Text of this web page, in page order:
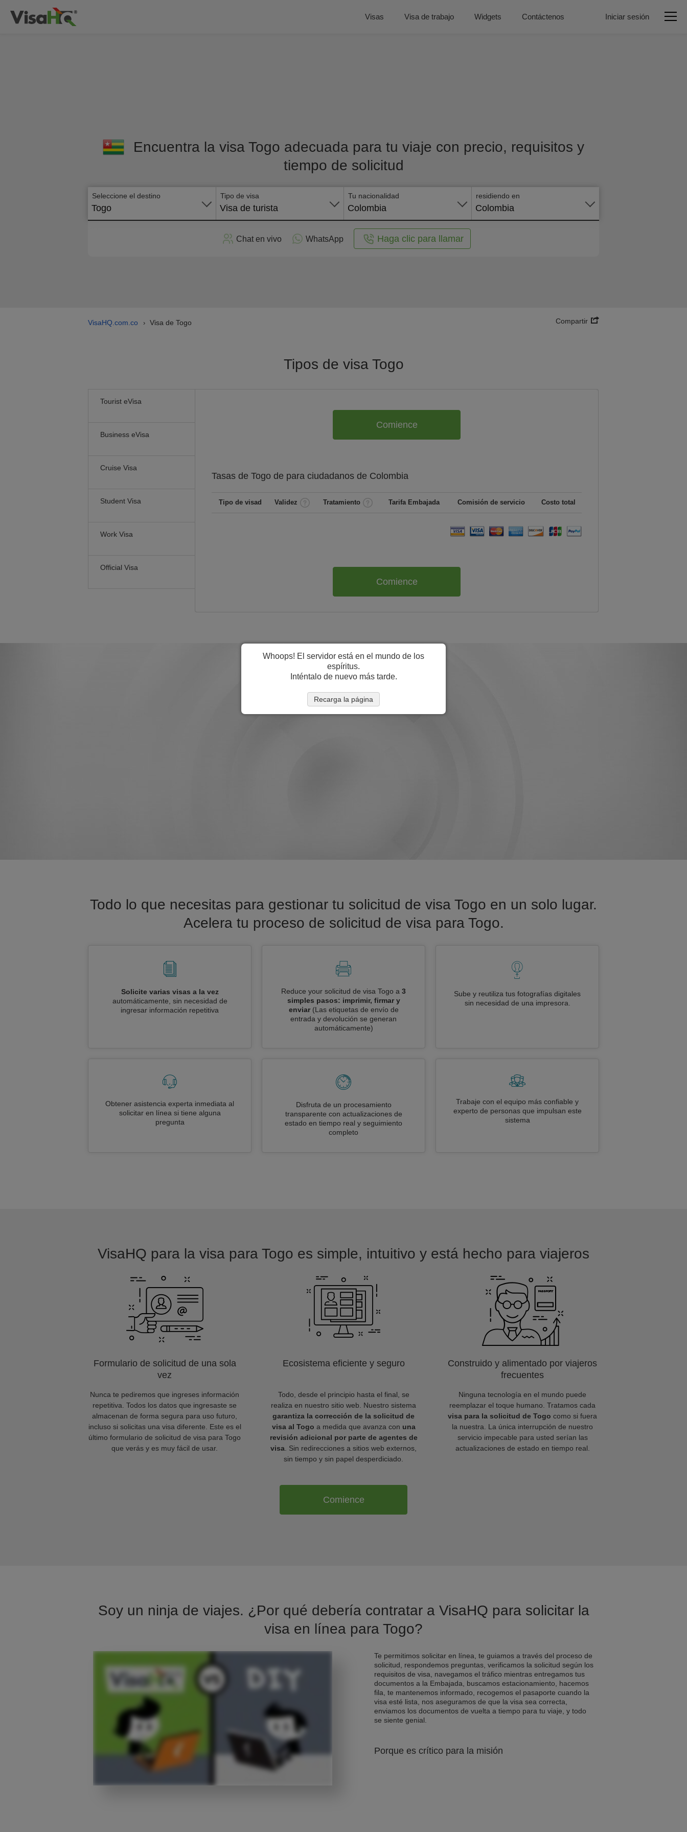
Visas Visa de trabajo Widgets Contáctenos Iniciar sesión
Encuentra la visa Togo adecuada para tu viaje con precio, requisitos y
tiempo de solicitud
Seleccione el destino
Togo
Tipo de visa
Visa de turista
Tu nacionalidad
Colombia
residiendo en
Colombia
Chat en vivo WhatsApp Haga clic para llamar
VisaHQ.com.co › Visa de Togo Compartir
Tipos de visa Togo
Tourist eVisa
Business eVisa
Cruise Visa
Student Visa
Work Visa
Official Visa
Comience
Tasas de Togo de para ciudadanos de Colombia
Tipo de visad Validez Tratamiento Tarifa Embajada Comisión de servicio Costo total
Comience
Todo lo que necesitas para gestionar tu solicitud de visa Togo en un solo lugar.
Acelera tu proceso de solicitud de visa para Togo.
Solicite varias visas a la vez
automáticamente, sin necesidad de
ingresar información repetitiva
Reduce your solicitud de visa Togo a 3
simples pasos: imprimir, firmar y
enviar (Las etiquetas de envío de
entrada y devolución se generan
automáticamente)
Sube y reutiliza tus fotografías digitales
sin necesidad de una impresora.
Obtener asistencia experta inmediata al
solicitar en línea si tiene alguna
pregunta
Disfruta de un procesamiento
transparente con actualizaciones de
estado en tiempo real y seguimiento
completo
Trabaje con el equipo más confiable y
experto de personas que impulsan este
sistema
VisaHQ para la visa para Togo es simple, intuitivo y está hecho para viajeros
Formulario de solicitud de una sola
vez
Nunca te pediremos que ingreses información
repetitiva. Todos los datos que ingresaste se
almacenan de forma segura para uso futuro,
incluso si solicitas una visa diferente. Este es el
último formulario de solicitud de visa para Togo
que verás y es muy fácil de usar.
Ecosistema eficiente y seguro
Todo, desde el principio hasta el final, se
realiza en nuestro sitio web. Nuestro sistema
garantiza la corrección de la solicitud de
visa al Togo a medida que avanza con una
revisión adicional por parte de agentes de
visa . Sin redirecciones a sitios web externos,
sin tiempo y sin papel desperdiciado.
Construido y alimentado por viajeros
frecuentes
Ninguna tecnología en el mundo puede
reemplazar el toque humano. Tratamos cada
visa para la solicitud de Togo como si fuera
la nuestra. La única interrupción de nuestro
servicio impecable para usted serían las
actualizaciones de estado en tiempo real.
Comience
Soy un ninja de viajes. ¿Por qué debería contratar a VisaHQ para solicitar la
visa en línea para Togo?
Te permitimos solicitar en línea, te guiamos a través del proceso de
solicitud, respondemos preguntas, verificamos la solicitud según los
requisitos de visa, navegamos el tráfico mientras entregamos tus
documentos a la Embajada, buscamos estacionamiento, hacemos
fila, te mantenemos informado, recogemos el pasaporte cuando la
visa esté lista, nos aseguramos de que la visa sea correcta,
enviamos los documentos de vuelta a tiempo para tu viaje, y todo
se siente genial.
Porque es crítico para la misión
Whoops! El servidor está en el mundo de los
espíritus.
Inténtalo de nuevo más tarde.
Recarga la página